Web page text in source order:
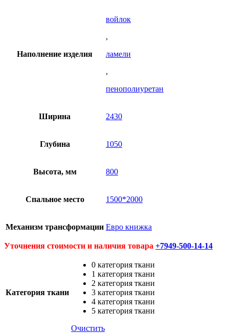
Наполнение изделия
войлок
,
ламели
,
пенополиуретан
Ширина 2430
Глубина 1050
Высота, мм 800
Спальное место 1500*2000
Механизм трансформации Евро книжка
Уточнения стоимости и наличия товара +7949-500-14-14
Категория ткани
0 категория ткани
1 категория ткани
2 категория ткани
3 категория ткани
4 категория ткани
5 категория ткани
Очистить